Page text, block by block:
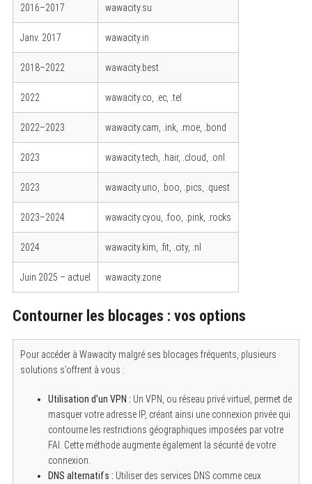
2016–2017 wawacity.su
Janv. 2017 wawacity.in
2018–2022 wawacity.best
2022 wawacity.co, .ec, .tel
2022–2023 wawacity.cam, .ink, .moe, .bond
2023 wawacity.tech, .hair, .cloud, .onl
2023 wawacity.uno, .boo, .pics, .quest
2023–2024 wawacity.cyou, .foo, .pink, .rocks
2024 wawacity.kim, .fit, .city, .nl
Juin 2025 – actuel wawacity.zone
Contourner les blocages : vos options
Pour accéder à Wawacity malgré ses blocages fréquents, plusieurs
solutions s’offrent à vous :
Utilisation d’un VPN : Un VPN, ou réseau privé virtuel, permet de
masquer votre adresse IP, créant ainsi une connexion privée qui
contourne les restrictions géographiques imposées par votre
FAI. Cette méthode augmente également la sécurité de votre
connexion.
DNS alternatifs : Utiliser des services DNS comme ceux